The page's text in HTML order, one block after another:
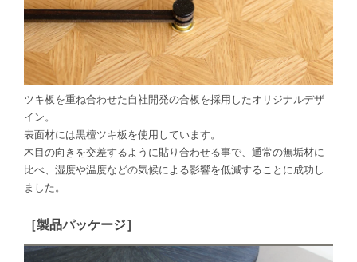
ツキ板を重ね合わせた自社開発の合板を採用したオリジナルデザ
イン。
表面材には黒檀ツキ板を使用しています。
木目の向きを交差するように貼り合わせる事で、通常の無垢材に
比べ、湿度や温度などの気候による影響を低減することに成功し
ました。
［製品パッケージ］